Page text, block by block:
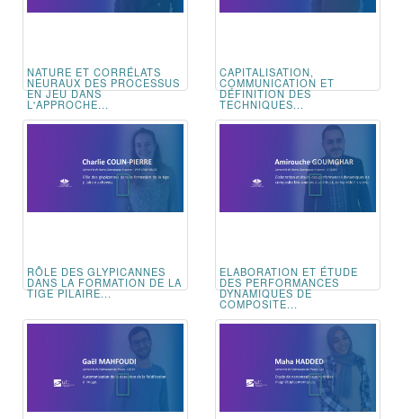
NATURE ET CORRÉLATS
NEURAUX DES PROCESSUS
EN JEU DANS
L'APPROCHE...
CAPITALISATION,
COMMUNICATION ET
DÉFINITION DES
TECHNIQUES...
RÔLE DES GLYPICANNES
DANS LA FORMATION DE LA
TIGE PILAIRE...
ELABORATION ET ÉTUDE
DES PERFORMANCES
DYNAMIQUES DE
COMPOSITE...